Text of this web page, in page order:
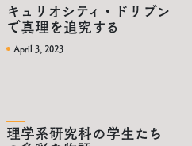
キュリオシティ・ドリブン
で真理を追究する
April 3, 2023
理学系研究科の学生たち